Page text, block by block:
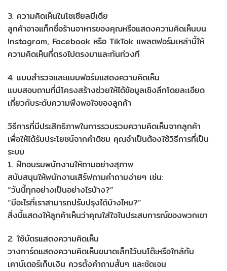
3. ความคิดเห็นในโซเชียลมีเดีย
ลูกค้าอาจแท็กชื่อร้านอาหารของคุณหรือแสดงความคิดเห็นบน
Instagram, Facebook หรือ TikTok แพลตฟอร์มเหล่านี้ให้
ความคิดเห็นที่ตรงไปตรงมาและทันท่วงที
4. แบบสำรวจและแบบฟอร์มแสดงความคิดเห็น
แบบสอบถามที่มีโครงสร้างช่วยให้ได้ข้อมูลเชิงลึกโดยละเอียด
เกี่ยวกับระดับความพึงพอใจของลูกค้า
วิธีการที่มีประสิทธิภาพในการรวบรวมความคิดเห็นจากลูกค้า
เพื่อให้ได้รับประโยชน์จากคำติชม คุณจำเป็นต้องใช้วิธีการที่เป็น
ระบบ
1. ฝึกอบรมพนักงานให้ถามอย่างสุภาพ
สนับสนุนให้พนักงานเสิร์ฟถามคำถามง่ายๆ เช่น:
“วันนี้ทุกอย่างเป็นอย่างไรบ้าง?”
“มีอะไรที่เราสามารถปรับปรุงได้บ้างไหม?”
สิ่งนี้แสดงให้ลูกค้าเห็นว่าคุณใส่ใจในประสบการณ์ของพวกเขา
2. ใช้บัตรแสดงความคิดเห็น
วางการ์ดแสดงความคิดเห็นขนาดเล็กไว้บนโต๊ะหรือใกล้กับ
เคาน์เตอร์เก็บเงิน ควรตั้งคำถามสั้นๆ และชัดเจน